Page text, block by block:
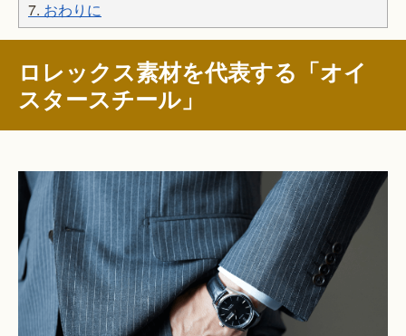
7. おわりに
ロレックス素材を代表する「オイ
スタースチール」